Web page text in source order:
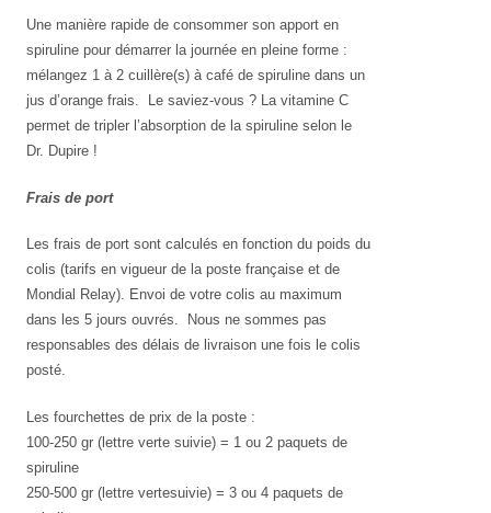
Une manière rapide de consommer son apport en
spiruline pour démarrer la journée en pleine forme :
mélangez 1 à 2 cuillère(s) à café de spiruline dans un
jus d’orange frais. Le saviez-vous ? La vitamine C
permet de tripler l’absorption de la spiruline selon le
Dr. Dupire !
Frais de port
Les frais de port sont calculés en fonction du poids du
colis (tarifs en vigueur de la poste française et de
Mondial Relay). Envoi de votre colis au maximum
dans les 5 jours ouvrés. Nous ne sommes pas
responsables des délais de livraison une fois le colis
posté.
Les fourchettes de prix de la poste :
100-250 gr (lettre verte suivie) = 1 ou 2 paquets de
spiruline
250-500 gr (lettre vertesuivie) = 3 ou 4 paquets de